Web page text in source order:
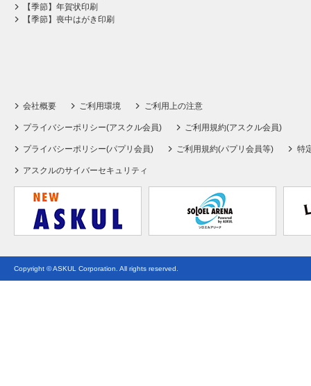
【季節】年賀状印刷
【季節】喪中はがき印刷
会社概要 ご利用環境 ご利用上の注意
プライバシーポリシー(アスクル会員) ご利用規約(アスクル会員)
プライバシーポリシー(パプリ会員) ご利用規約(パプリ会員等) 特
アスクルのサイバーセキュリティ
Copyright © ASKUL Corporation. All rights reserved.